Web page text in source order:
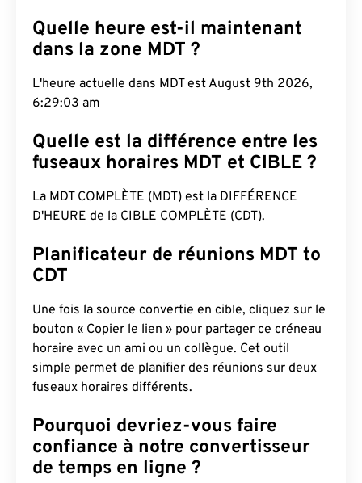
Quelle heure est-il maintenant
dans la zone MDT ?
L'heure actuelle dans MDT est August 9th 2026,
6:29:04 am
Quelle est la différence entre les
fuseaux horaires MDT et CIBLE ?
La MDT COMPLÈTE (MDT) est la DIFFÉRENCE
D'HEURE de la CIBLE COMPLÈTE (CDT).
Planificateur de réunions MDT to
CDT
Une fois la source convertie en cible, cliquez sur le
bouton « Copier le lien » pour partager ce créneau
horaire avec un ami ou un collègue. Cet outil
simple permet de planifier des réunions sur deux
fuseaux horaires différents.
Pourquoi devriez-vous faire
confiance à notre convertisseur
de temps en ligne ?